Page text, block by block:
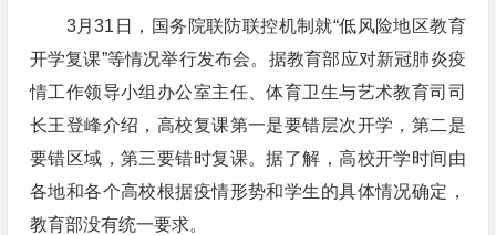
3月31日，国务院联防联控机制就“低风险地区教育
开学复课”等情况举行发布会。据教育部应对新冠肺炎疫
情工作领导小组办公室主任、体育卫生与艺术教育司司
长王登峰介绍，高校复课第一是要错层次开学，第二是
要错区域，第三要错时复课。据了解，高校开学时间由
各地和各个高校根据疫情形势和学生的具体情况确定，
教育部没有统一要求。